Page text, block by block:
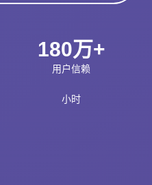
180万+
用户信赖
小时